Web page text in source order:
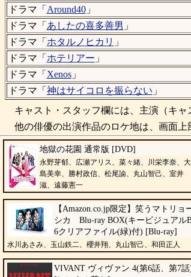
ドラマ「 Around40」
ドラマ「 あしたの喜多善男 」
ドラマ「 ホタルノヒカリ 」
ドラマ「 ホテリアー 」
ドラマ「 Xenos」
ドラマ「 神はサイコロを振らない 」
キャスト・スタッフ欄には、主演（キャ
他の俳優の出演作品のロケ地は、画面上
地獄の花園 通常版 [DVD]
永野芽郁、広瀬アリス、菜々緒、川栄李奈、大
島美幸、勝村政信、松尾諭、丸山智己、室井
滋、遠藤憲一
【Amazon.co.jp限定】笑うマトリョ
シカ Blu-ray BOX(キービジュアル
6クリアファイル(緑)付) [Blu-ray]
水川あさみ、玉山鉄二、櫻井翔、丸山智己、和田正人
VIVANT ヴィヴァン 4(第6話、第7話